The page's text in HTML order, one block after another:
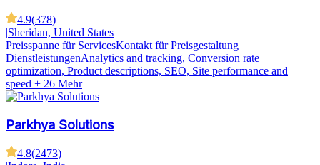
4.9(378)
|Sheridan, United States
Preisspanne für ServicesKontakt für Preisgestaltung
DienstleistungenAnalytics and tracking, Conversion rate
optimization, Product descriptions, SEO, Site performance and
speed + 26 Mehr
Parkhya Solutions
4.8(2473)